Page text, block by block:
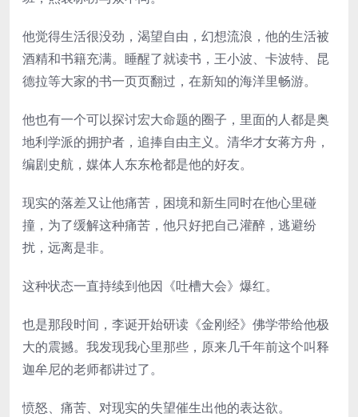
他觉得生活很没劲，渴望自由，幻想流浪，他的生活被
酒精和书籍充满。睡醒了就读书，王小波、卡波特、昆
德拉等大家的书一页页翻过，在新知的海洋里畅游。
他也有一个可以探讨宏大命题的圈子，里面的人都是奥
地利学派的拥护者，追捧自由主义。清华才女蒋方舟，
编剧史航，媒体人东东枪都是他的好友。
现实的落差又让他痛苦，困境和新生同时在他心里碰
撞，为了缓解这种痛苦，他只好把自己灌醉，逃避纷
扰，远离是非。
这种状态一直持续到他因《吐槽大会》爆红。
也是那段时间，李诞开始研读《金刚经》佛学带给他极
大的震撼。我发现我心里那些，原来几千年前这个叫释
迦牟尼的老师都讲过了。
愤怒、痛苦、对现实的失望催生出他的表达欲。